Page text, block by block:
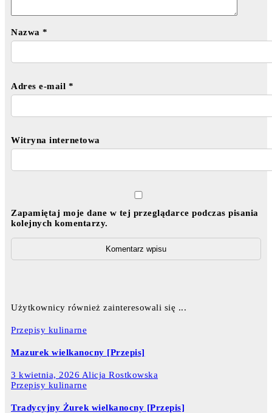
Nazwa *
Adres e-mail *
Witryna internetowa
Zapamiętaj moje dane w tej przeglądarce podczas pisania
kolejnych komentarzy.
Użytkownicy również zainteresowali się ...
Przepisy kulinarne
Mazurek wielkanocny [Przepis]
3 kwietnia, 2026 Alicja Rostkowska
Przepisy kulinarne
Tradycyjny Żurek wielkanocny [Przepis]